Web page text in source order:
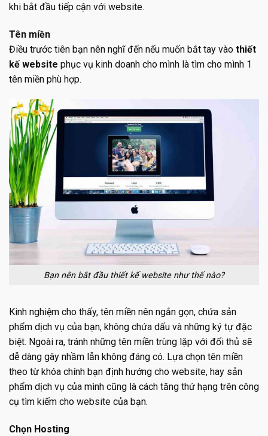
khi bắt đầu tiếp cận với website.
Tên miền
Điều trước tiên bạn nên nghĩ đến nếu muốn bắt tay vào thiết
kế website phục vụ kinh doanh cho mình là tìm cho mình 1
tên miền phù hợp.
Bạn nên bắt đầu thiết kế website như thế nào?
Kinh nghiệm cho thấy, tên miền nên ngắn gọn, chứa sản
phẩm dịch vụ của bạn, không chứa dấu và những ký tự đặc
biệt. Ngoài ra, tránh những tên miền trùng lặp với đối thủ sẽ
dễ dàng gây nhầm lẫn không đáng có. Lựa chọn tên miền
theo từ khóa chính bạn định hướng cho website, hay sản
phẩm dịch vụ của mình cũng là cách tăng thứ hạng trên công
cụ tìm kiếm cho website của bạn.
Chọn Hosting